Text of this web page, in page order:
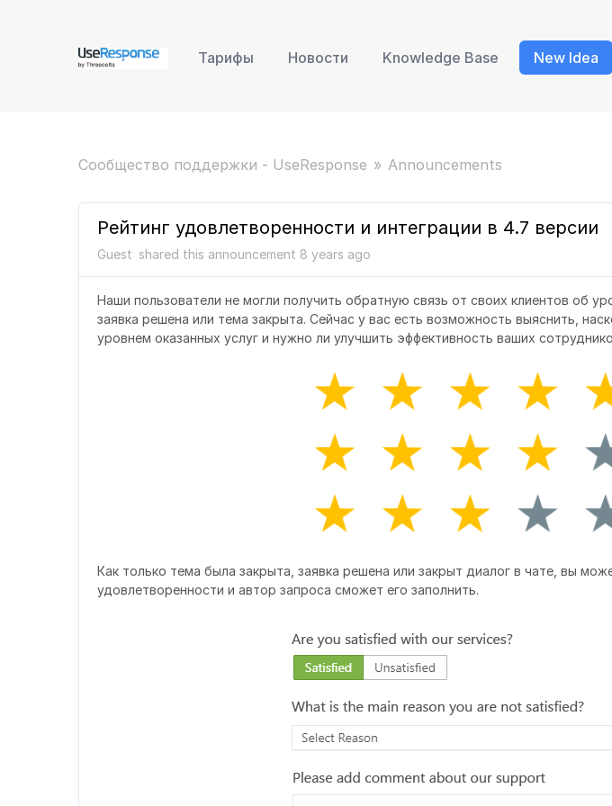
Тарифы Новости Knowledge Base New Idea
Сообщество поддержки - UseResponse Announcements
Рейтинг удовлетворенности и интеграции в 4.7 версии
Guest shared this announcement 8 years ago
Наши пользователи не могли получить обратную связь от своих клиентов об
заявка решена или тема закрыта. Сейчас у вас есть возможность выяснить,
уровнем оказанных услуг и нужно ли улучшить эффективность ваших
Как только тема была закрыта, заявка решена или закрыт диалог в чате, вы
удовлетворенности и автор запроса сможет его заполнить.